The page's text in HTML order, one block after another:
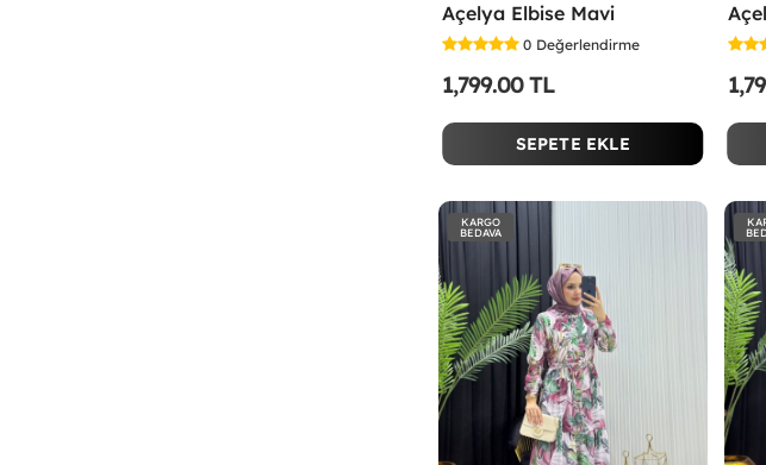
Açelya Elbise Mavi
0 Değerlendirme
1,799.00 TL
SEPETE EKLE
KARGO
BEDAVA